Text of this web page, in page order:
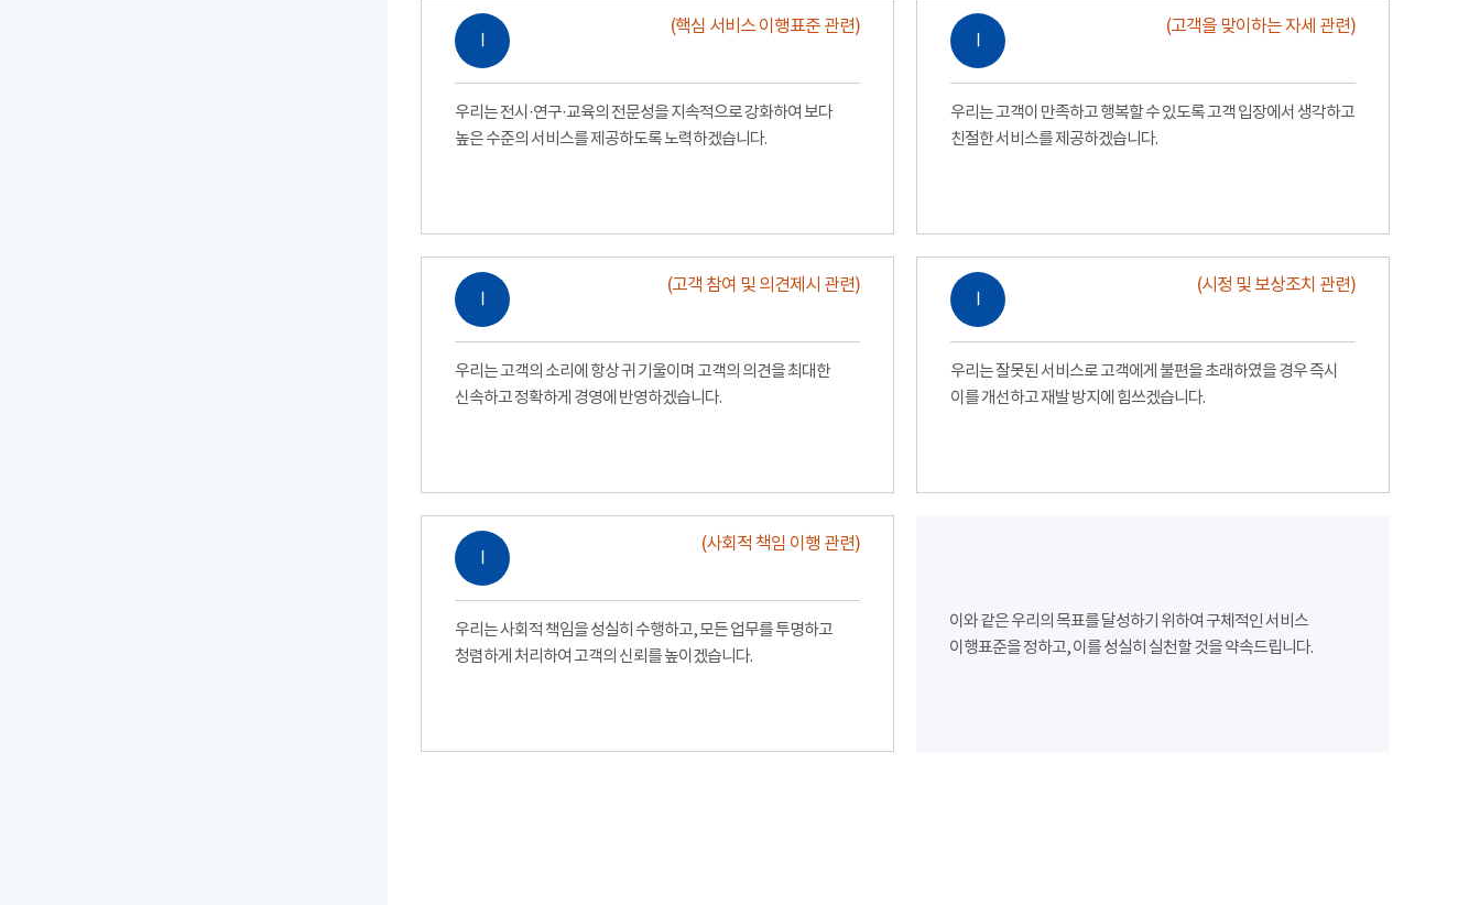
Ⅰ
(핵심 서비스 이행표준 관련)
우리는 전시·연구·교육의 전문성을 지속적으로 강화하여 보다
높은 수준의 서비스를 제공하도록 노력하겠습니다.
Ⅰ
(고객을 맞이하는 자세 관련)
우리는 고객이 만족하고 행복할 수 있도록 고객 입장에서 생각하고
친절한 서비스를 제공하겠습니다.
Ⅰ
(고객 참여 및 의견제시 관련)
우리는 고객의 소리에 항상 귀 기울이며 고객의 의견을 최대한
신속하고 정확하게 경영에 반영하겠습니다.
Ⅰ
(시정 및 보상조치 관련)
우리는 잘못된 서비스로 고객에게 불편을 초래하였을 경우 즉시
이를 개선하고 재발 방지에 힘쓰겠습니다.
Ⅰ
(사회적 책임 이행 관련)
우리는 사회적 책임을 성실히 수행하고, 모든 업무를 투명하고
청렴하게 처리하여 고객의 신뢰를 높이겠습니다.
이와 같은 우리의 목표를 달성하기 위하여 구체적인 서비스
이행표준을 정하고, 이를 성실히 실천할 것을 약속드립니다.